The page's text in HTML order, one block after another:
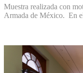
Muestra realizada con
Armada de México. En